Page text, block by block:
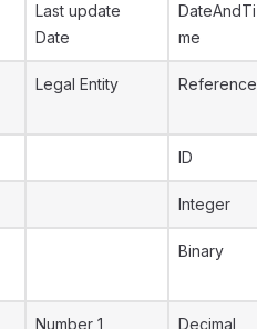
Last update
Date
DateAndTi
me
Legal Entity Reference
ID
Integer
Binary
Number 1 Decimal